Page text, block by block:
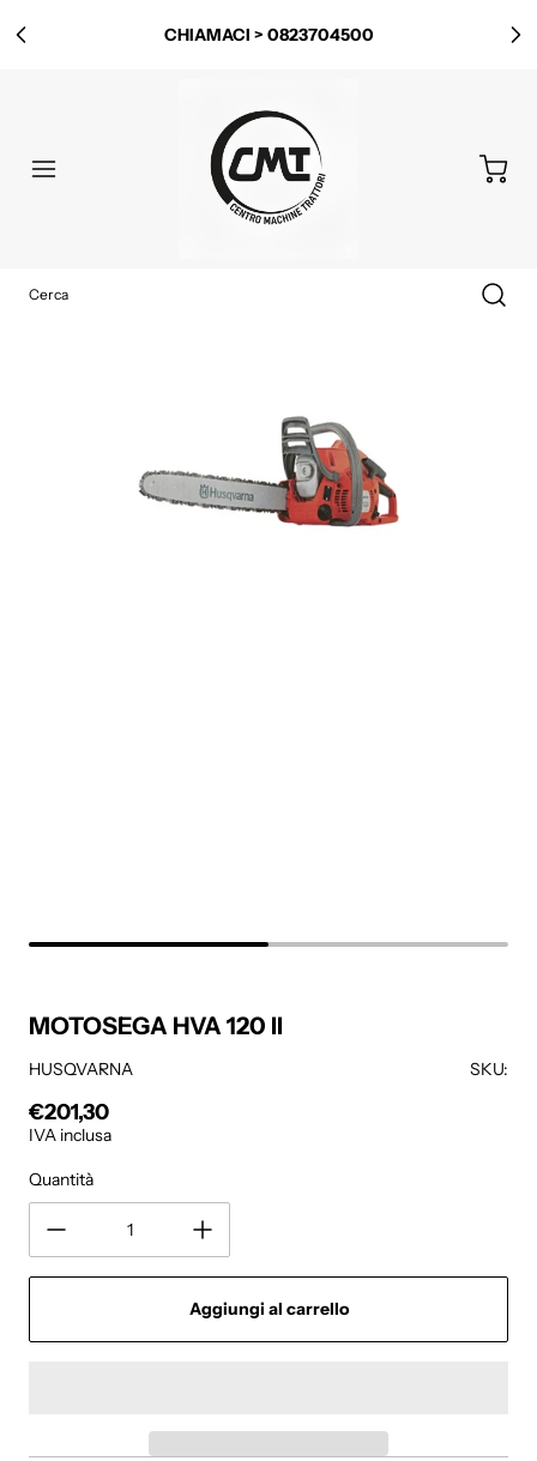
CHIAMACI > 0823704500
MOTOSEGA HVA 120 II
HUSQVARNA
SKU:
Prezzo regolare
€201,30
IVA inclusa
Quantità
Aggiungi al carrello